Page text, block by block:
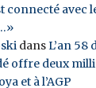
connecté avec
dansL’an 58
offre deux
et à l’AGP